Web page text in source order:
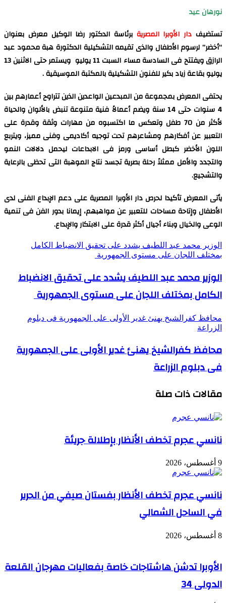
نورهان عيد
تستضيف دار الأوبرا المصرية برئاسة الدكتور رضا الوكيل معرض بعنوان
“أخضر” لرسوم الأطفال والذى تقيمه التشكيلية الدكتورة هبة محمود عبد
الرازق ويفتتح فى السادسة مساء السبت 11 يوليو ويستمر حتى الاثنين 13
يوليو بقاعة زياد بكير للفنون التشكيلية بالمكتبة الموسيقية .
يحتفى المعرض بمجموعة من المبدعين الواعدين الذين تتراوح أعمارهم بين
4 سنوات حتى 14 سنة ويضم أعمالاً فنية متنوعة تنبض بالألوان والحياة
لأكثر من 70 طفل وتعكس ما اكتسبوه من مهارات وثقة وقدرة على
التعبير عن أفكارهم ومشاعرهم تحت توجيه أكاديمى وفنى مميز، ويتربع
اللون الأخضر كبطل أساسى ورمز فى الابداعات ليحمل دلالات النمو
والتجدد والأمل ممثلاً رحلة بصرية تجسد نتاج الموهبة التى تحظى بالرعاية
والتشجيع.
يأتى المعرض تأكيدا لحرص دار الأوبرا المصرية على دعم الإبداع الفنى لدى
الأطفال وإتاحة مساحات للتعبير عن مواهبهم، إيمانا بدور الفن فى تنمية
الوعى والخيال وبناء أجيال أكثر قدرة على الابتكار والإبداع.
الوزير محمد عبد اللطيف يشدد على تحقيق الانضباط الكامل
بمختلف اللجان على مستوى الجمهورية
الوزير محمد عبد اللطيف يشدد على تحقيق الانضباط
الكامل بمختلف اللجان على مستوى الجمهورية
محافظ كفرالشيخ يهنئ غدير الأولى على الجمهورية فى دبلوم
الزراعة
محافظ كفرالشيخ يهنئ غدير الأولى على الجمهورية
فى دبلوم الزراعة
مقالات ذات صلة
نانسي عجرم تخطف الأنظار بإطلالة جريئة
9 أغسطس، 2026
نانسي عجرم تخطف الأنظار بفستان صيفي من الحرير
في الساحل الشمالي
8 أغسطس، 2026
الأوبرا تدشن هاشتاجات خاصة بفعاليات مهرجان القلعة
الدولى 34